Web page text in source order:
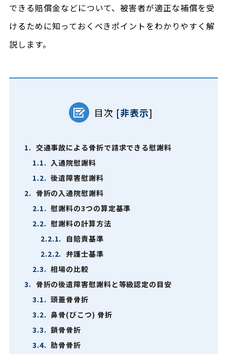
できる賠償金などについて、被害者が適正な補償を受
けるために知っておくべきポイントをわかりやすく解
説します。
目次 [非表示]
1. 交通事故による骨折で請求できる慰謝料
1.1. 入通院慰謝料
1.2. 後遺障害慰謝料
2. 骨折の入通院慰謝料
2.1. 慰謝料の3つの算定基準
2.2. 慰謝料の計算方法
2.2.1.
自賠責基準
2.2.2. 弁護士基準
2.3. 相場の比較
3. 骨折の後遺障害慰謝料と等級認定の目安
3.1. 頭蓋骨骨折
3.2. 鼻骨(びこつ) 骨折
3.3. 鎖骨骨折
3.4. 肋骨骨折